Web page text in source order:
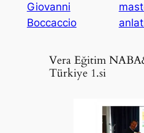
Giovanni
Boccaccio
Vera Eğitim
Türkiye 1.si